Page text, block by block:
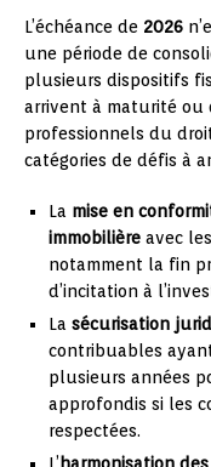
L’échéance de 2026
une période de
plusieurs dispositifs
arrivent à maturité ou
professionnels du
catégories de défis à
La mise en
immobilière avec
notamment la fin
d’incitation à
La sécurisation
contribuables
plusieurs années
approfondis si les
respectées.